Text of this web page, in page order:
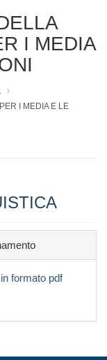
I MEDIA
I MEDIA E LE
formato pdf